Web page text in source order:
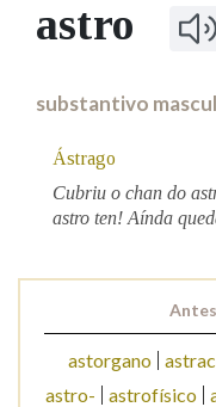
Facebook
TwitterYoutubeInstagram
Bluesky
BUSCAR NOS LEMAS
Remata por
BUSCAR NO
astro
substantivo
Ástrago
Cubriu o chan do
astro ten! Aínda
astorgano
astro-
astrofísico